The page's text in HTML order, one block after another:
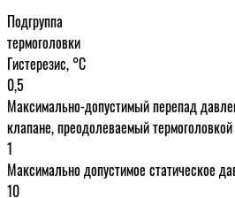
Подгруппа
термоголовки
Гистерезис, °C
0,5
Максимально-допустимый перепад
клапане, преодолеваемый
1
Максимально допустимое статическое
10